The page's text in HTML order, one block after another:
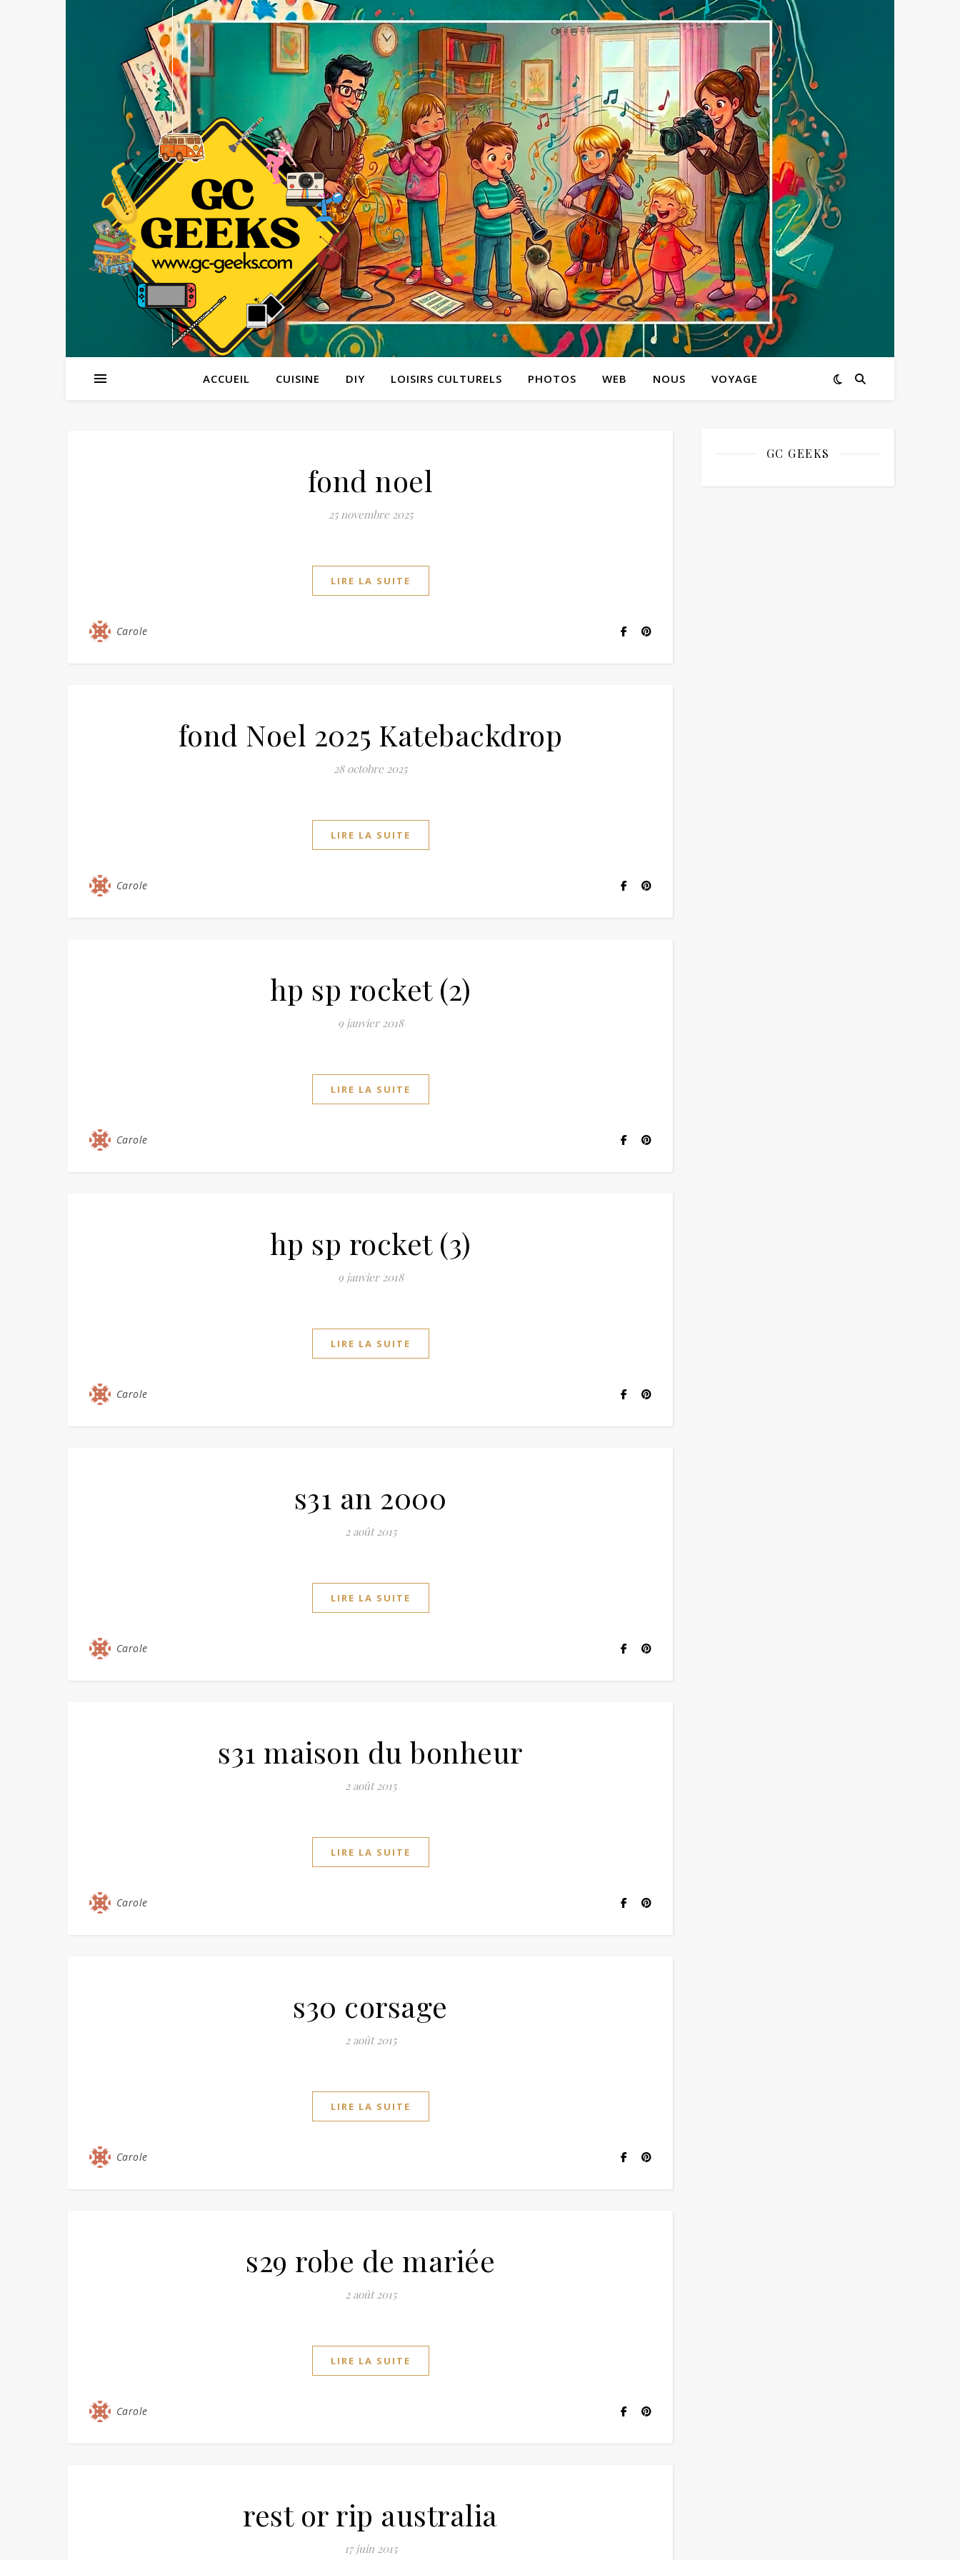
ACCUEIL CUISINE DIY LOISIRS CULTURELS PHOTOS WEB NOUS VOYAGE
fond noel
25 novembre 2025
LIRE LA SUITE
Carole
fond Noel 2025 Katebackdrop
28 octobre 2025
LIRE LA SUITE
Carole
hp sp rocket (2)
9 janvier 2018
LIRE LA SUITE
Carole
hp sp rocket (3)
9 janvier 2018
LIRE LA SUITE
Carole
s31 an 2000
2 août 2015
LIRE LA SUITE
Carole
s31 maison du bonheur
2 août 2015
LIRE LA SUITE
Carole
s30 corsage
2 août 2015
LIRE LA SUITE
Carole
s29 robe de mariée
2 août 2015
LIRE LA SUITE
Carole
rest or rip australia
17 juin 2015
GC GEEKS